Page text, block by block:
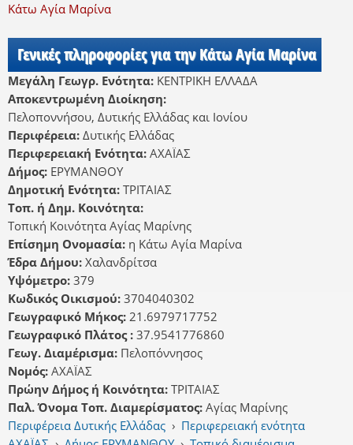
Κάτω Αγία Μαρίνα
Γενικές πληροφορίες για την Κάτω Αγία Μαρίνα
Μεγάλη Γεωγρ. Ενότητα: ΚΕΝΤΡΙΚΗ ΕΛΛΑΔΑ
Αποκεντρωμένη Διοίκηση:
Πελοποννήσου, Δυτικής Ελλάδας και Ιονίου
Περιφέρεια: Δυτικής Ελλάδας
Περιφερειακή Ενότητα: ΑΧΑΪΑΣ
Δήμος: ΕΡΥΜΑΝΘΟΥ
Δημοτική Ενότητα: ΤΡΙΤΑΙΑΣ
Τοπ. ή Δημ. Κοινότητα:
Τοπική Κοινότητα Αγίας Μαρίνης
Επίσημη Ονομασία: η Κάτω Αγία Μαρίνα
Έδρα Δήμου: Χαλανδρίτσα
Υψόμετρο: 379
Κωδικός Οικισμού: 3704040302
Γεωγραφικό Μήκος: 21.6979717752
Γεωγραφικό Πλάτος : 37.9541776860
Γεωγ. Διαμέρισμα: Πελοπόννησος
Νομός: ΑΧΑΪΑΣ
Πρώην Δήμος ή Κοινότητα: ΤΡΙΤΑΙΑΣ
Παλ. Όνομα Τοπ. Διαμερίσματος: Αγίας Μαρίνης
Περιφέρεια Δυτικής Ελλάδας › Περιφερειακή ενότητα